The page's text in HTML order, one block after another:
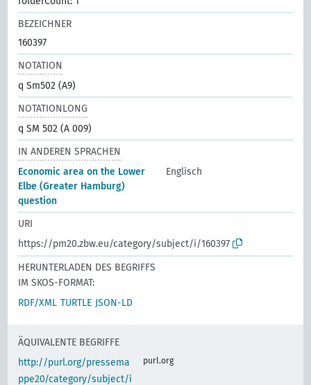
BEZEICHNER
160397
NOTATION
q Sm502 (A9)
NOTATIONLONG
q SM 502 (A 009)
IN ANDEREN SPRACHEN
Economic area on the Lower
Elbe (Greater Hamburg)
question
Englisch
URI
https://pm20.zbw.eu/category/subject/i/160397
HERUNTERLADEN DES BEGRIFFS
IM SKOS-FORMAT:
RDF/XML TURTLE JSON-LD
ÄQUIVALENTE BEGRIFFE
http://purl.org/pressema
ppe20/category/subject/i
purl.org